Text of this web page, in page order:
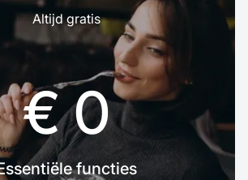
Altijd gratis
€ 0
functies